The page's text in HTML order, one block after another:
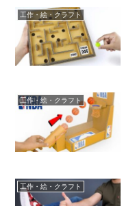
工作・絵・クラフト
工作・絵・クラフト
工作・絵・クラフト